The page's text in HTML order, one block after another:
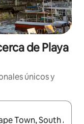
de Playa
únicos y
podrás navegar